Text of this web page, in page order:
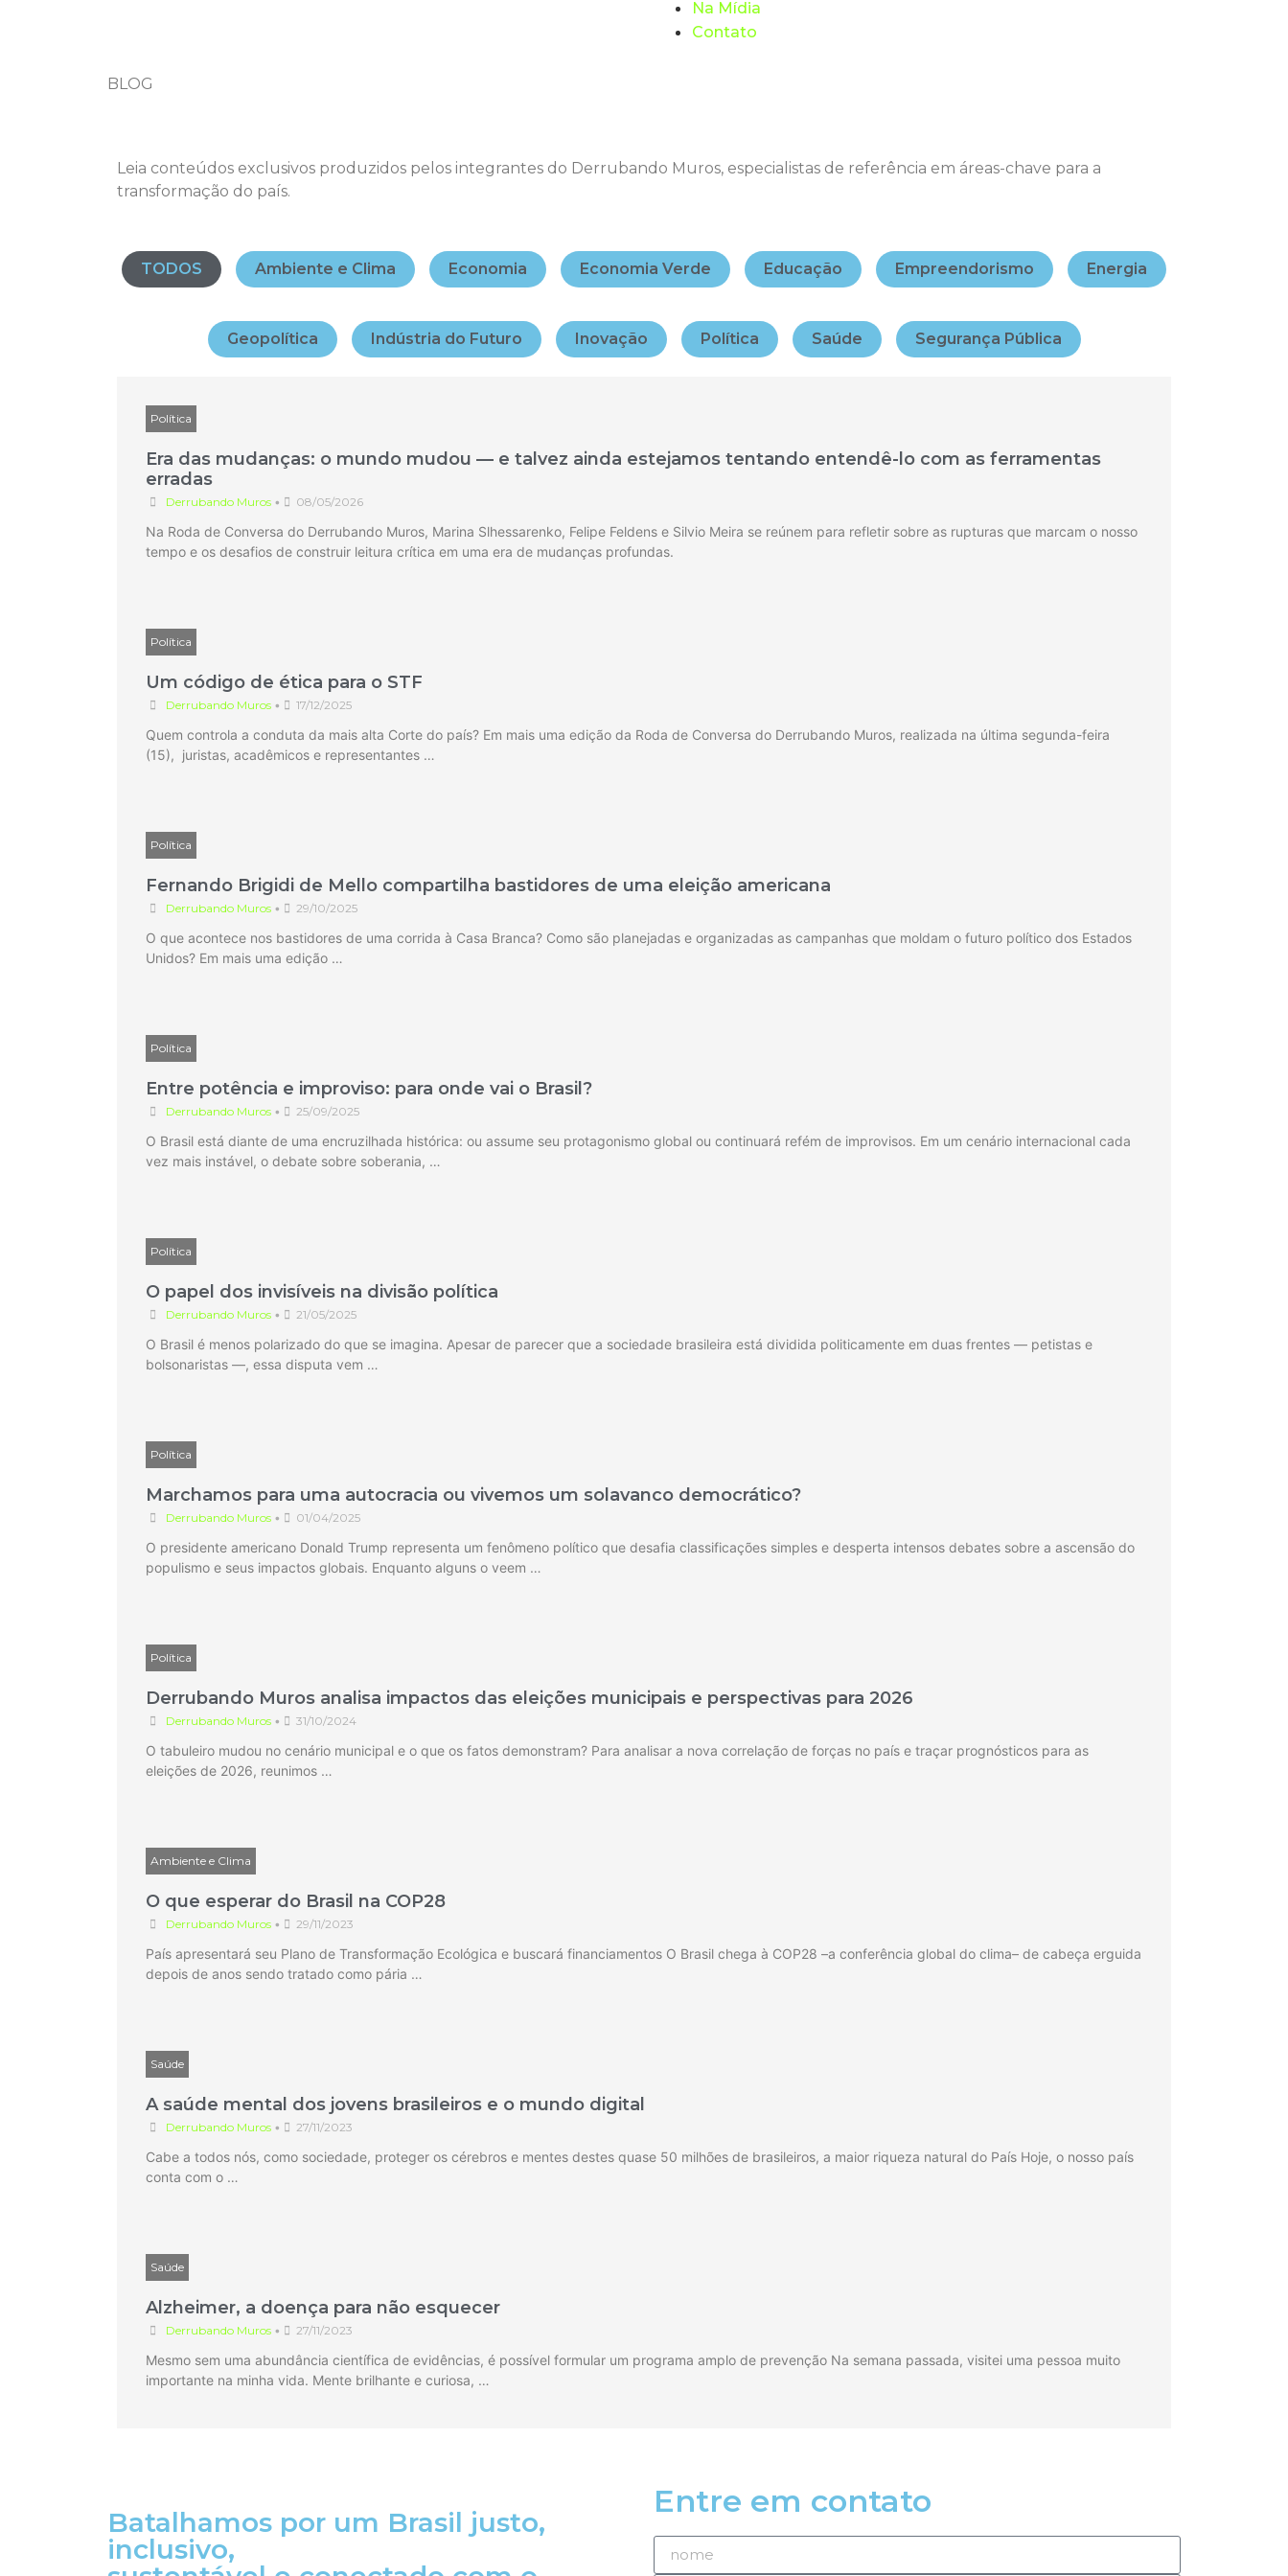
Na Mídia
Contato
BLOG
Leia conteúdos exclusivos produzidos pelos integrantes do Derrubando Muros, especialistas de referência em áreas-chave para a
transformação do país.
TODOS Ambiente e Clima Economia Economia Verde Educação Empreendorismo Energia
Geopolítica Indústria do Futuro Inovação Política Saúde Segurança Pública
Política
Era das mudanças: o mundo mudou — e talvez ainda estejamos tentando entendê-lo com as ferramentas
erradas
Derrubando Muros • 08/05/2026
Na Roda de Conversa do Derrubando Muros, Marina Slhessarenko, Felipe Feldens e Silvio Meira se reúnem para refletir sobre as rupturas que marcam o nosso
tempo e os desafios de construir leitura crítica em uma era de mudanças profundas.
Política
Um código de ética para o STF
Derrubando Muros • 17/12/2025
Quem controla a conduta da mais alta Corte do país? Em mais uma edição da Roda de Conversa do Derrubando Muros, realizada na última segunda-feira
(15), juristas, acadêmicos e representantes …
Política
Fernando Brigidi de Mello compartilha bastidores de uma eleição americana
Derrubando Muros • 29/10/2025
O que acontece nos bastidores de uma corrida à Casa Branca? Como são planejadas e organizadas as campanhas que moldam o futuro político dos Estados
Unidos? Em mais uma edição …
Política
Entre potência e improviso: para onde vai o Brasil?
Derrubando Muros • 25/09/2025
O Brasil está diante de uma encruzilhada histórica: ou assume seu protagonismo global ou continuará refém de improvisos. Em um cenário internacional cada
vez mais instável, o debate sobre soberania, …
Política
O papel dos invisíveis na divisão política
Derrubando Muros • 21/05/2025
O Brasil é menos polarizado do que se imagina. Apesar de parecer que a sociedade brasileira está dividida politicamente em duas frentes — petistas e
bolsonaristas —, essa disputa vem …
Política
Marchamos para uma autocracia ou vivemos um solavanco democrático?
Derrubando Muros • 01/04/2025
O presidente americano Donald Trump representa um fenômeno político que desafia classificações simples e desperta intensos debates sobre a ascensão do
populismo e seus impactos globais. Enquanto alguns o veem …
Política
Derrubando Muros analisa impactos das eleições municipais e perspectivas para 2026
Derrubando Muros • 31/10/2024
O tabuleiro mudou no cenário municipal e o que os fatos demonstram? Para analisar a nova correlação de forças no país e traçar prognósticos para as
eleições de 2026, reunimos …
Ambiente e Clima
O que esperar do Brasil na COP28
Derrubando Muros • 29/11/2023
País apresentará seu Plano de Transformação Ecológica e buscará financiamentos O Brasil chega à COP28 –a conferência global do clima– de cabeça erguida
depois de anos sendo tratado como pária …
Saúde
A saúde mental dos jovens brasileiros e o mundo digital
Derrubando Muros • 27/11/2023
Cabe a todos nós, como sociedade, proteger os cérebros e mentes destes quase 50 milhões de brasileiros, a maior riqueza natural do País Hoje, o nosso país
conta com o …
Saúde
Alzheimer, a doença para não esquecer
Derrubando Muros • 27/11/2023
Mesmo sem uma abundância científica de evidências, é possível formular um programa amplo de prevenção Na semana passada, visitei uma pessoa muito
importante na minha vida. Mente brilhante e curiosa, …
Batalhamos por um Brasil justo,
inclusivo,
Entre em contato